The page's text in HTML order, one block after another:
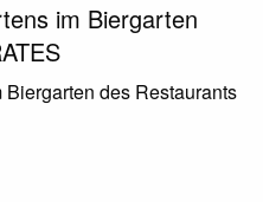
im Biergarten
des Restaurants